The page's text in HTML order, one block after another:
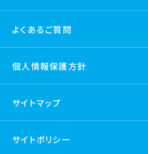
よくあるご質問
個人情報保護方針
サイトマップ
サイトポリシー